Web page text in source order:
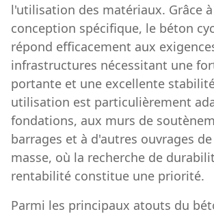
l'utilisation des matériaux. Grâce à
conception spécifique, le béton
répond efficacement aux
infrastructures nécessitant une
portante et une excellente
utilisation est particulièrement
fondations, aux murs de
barrages et à d'autres ouvrages
masse, où la recherche de
rentabilité constitue une priorité.
Parmi les principaux atouts du